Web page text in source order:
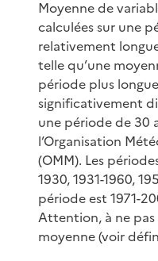
Moyenne de
calculées sur une
relativement
telle qu’une
période plus
significativement
une période de 30
l’Organisation
(OMM). Les
1930, 1931-1960,
période est 1971-
Attention, à ne
moyenne (voir